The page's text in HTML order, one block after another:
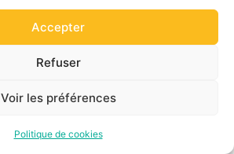
Accepter
Refuser
Voir les préférences
Politique de cookies
point de vente.
Créer un lien
entre le
moment de
Les grands rendez-vous